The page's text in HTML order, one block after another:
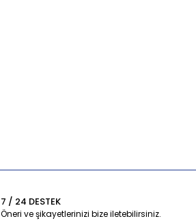
7 / 24 DESTEK
Öneri ve şikayetlerinizi bize iletebilirsiniz.